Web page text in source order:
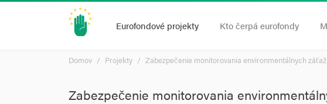
Eurofondové projekty Kto čerpá eurofondy
Domov Projekty Zabezpečenie monitorovania environmentálnych
Zabezpečenie monitorovania